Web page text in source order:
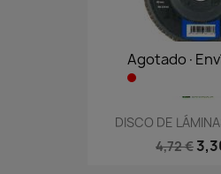
DISCO DE
4,72 €